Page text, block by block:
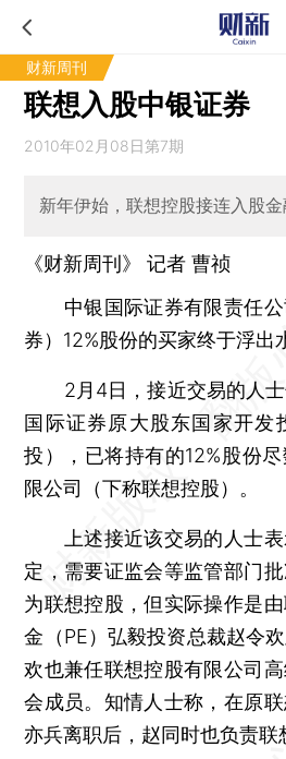
财新周刊
联想入股中银证券
2010年02月08日第7期
新年伊始，联想控股接连入股
《财新周刊》 记者 曹祯
中银国际证券有限责任公
券）12%股份的买家终于浮出
2月4日，接近交易的人士
国际证券原大股东国家开发
投），已将持有的12%股份
限公司（下称联想控股）。
上述接近该交易的人士表
定，需要证监会等监管部门
为联想控股，但实际操作是
金（PE）弘毅投资总裁赵令
欢也兼任联想控股有限公司
会成员。知情人士称，在原
亦兵离职后，赵同时也负责联